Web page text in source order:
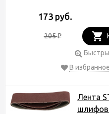
173 руб.
205₽
В избранное
Лента